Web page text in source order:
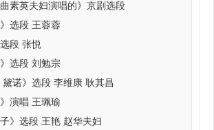
素英夫妇演唱的》京剧选段
选段 王蓉蓉
段 张悦
选段 刘勉宗
诺》选段 李维康 耿其昌
演唱 王珮瑜
》选段 王艳 赵华夫妇